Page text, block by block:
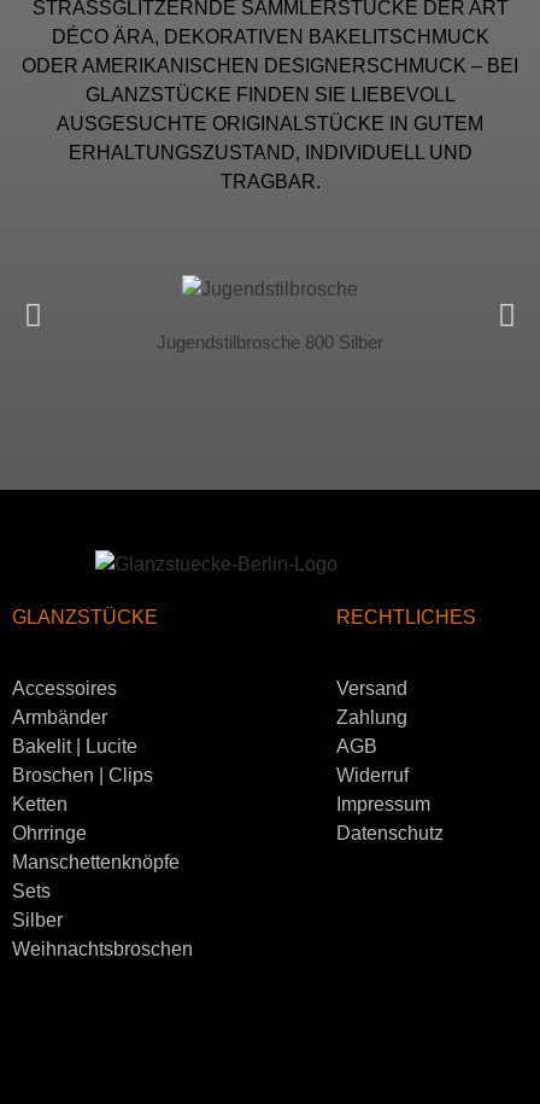
STRASSGLITZERNDE SAMMLERSTÜCKE DER ART
DÉCO ÄRA, DEKORATIVEN BAKELITSCHMUCK
ODER AMERIKANISCHEN DESIGNERSCHMUCK – BEI
GLANZSTÜCKE FINDEN SIE LIEBEVOLL
AUSGESUCHTE ORIGINALSTÜCKE IN GUTEM
ERHALTUNGSZUSTAND, INDIVIDUELL UND
TRAGBAR.
Jugendstilbrosche 800 Silber
GLANZSTÜCKE
Accessoires
Armbänder
Bakelit | Lucite
Broschen | Clips
Ketten
Ohrringe
Manschettenknöpfe
Sets
Silber
Weihnachtsbroschen
RECHTLICHES
Versand
Zahlung
AGB
Widerruf
Impressum
Datenschutz